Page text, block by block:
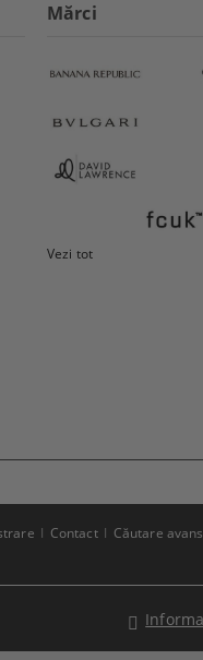
Mărci
Vezi tot
Contact Căutare